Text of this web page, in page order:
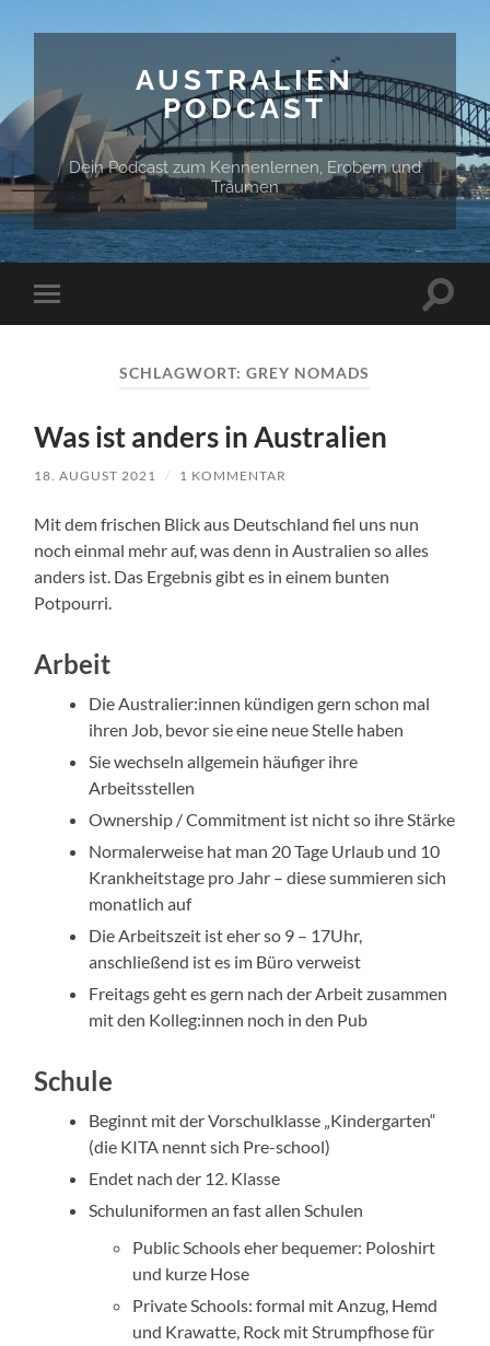
AUSTRALIEN
PODCAST
Dein Podcast zum Kennenlernen, Erobern und
Träumen
Mobile-
Menü
SCHLAGWORT:GREY NOMADS
Was ist anders in Australien
18. AUGUST 2021 / 1 KOMMENTAR
Mit dem frischen Blick aus Deutschland fiel uns nun
noch einmal mehr auf, was denn in Australien so alles
anders ist. Das Ergebnis gibt es in einem bunten
Potpourri.
Arbeit
Die Australier:innen kündigen gern schon mal
ihren Job, bevor sie eine neue Stelle haben
Sie wechseln allgemein häufiger ihre
Arbeitsstellen
Ownership / Commitment ist nicht so ihre Stärke
Normalerweise hat man 20 Tage Urlaub und 10
Krankheitstage pro Jahr – diese summieren sich
monatlich auf
Die Arbeitszeit ist eher so 9 – 17Uhr,
anschließend ist es im Büro verweist
Freitags geht es gern nach der Arbeit zusammen
mit den Kolleg:innen noch in den Pub
Schule
Beginnt mit der Vorschulklasse „Kindergarten“
(die KITA nennt sich Pre-school)
Endet nach der 12. Klasse
Schuluniformen an fast allen Schulen
Public Schools eher bequemer: Poloshirt
und kurze Hose
Private Schools: formal mit Anzug, Hemd
und Krawatte, Rock mit Strumpfhose für